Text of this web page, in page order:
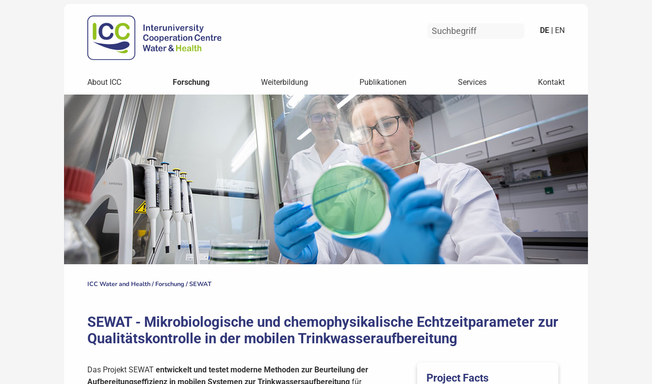
DE | EN
About ICC Forschung Weiterbildung Publikationen Services Kontakt
ICC Water and Health / Forschung /SEWAT
SEWAT - Mikrobiologische und chemophysikalische Echtzeitparameter zur
Qualitätskontrolle in der mobilen Trinkwasseraufbereitung
Das Projekt SEWAT entwickelt und testet moderne Methoden zur Beurteilung der
Aufbereitungseffizienz in mobilen Systemen zur Trinkwassersaufbereitung für
Project Facts